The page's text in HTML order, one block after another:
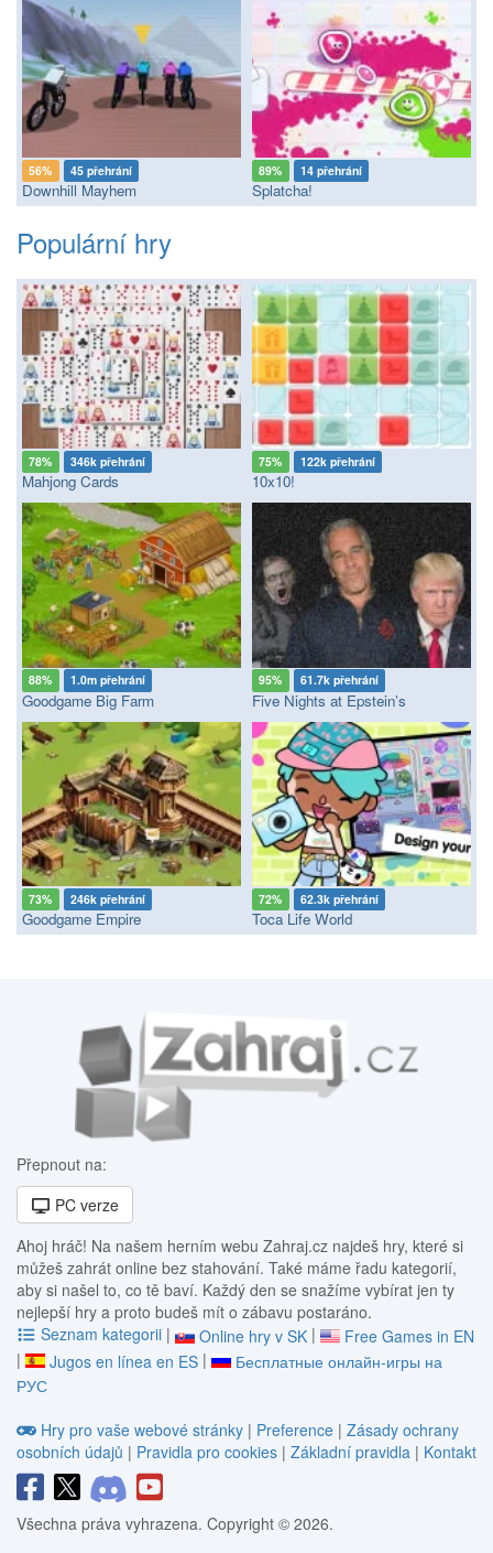
56% 45 přehrání
Downhill Mayhem
89% 14 přehrání
Splatcha!
Populární hry
78% 346k přehrání
Mahjong Cards
75% 122k přehrání
10x10!
88% 1.0m přehrání
Goodgame Big Farm
95% 61.7k přehrání
Five Nights at Epstein’s
73% 246k přehrání
Goodgame Empire
72% 62.3k přehrání
Toca Life World
Přepnout na:
PC verze
Ahoj hráč! Na našem herním webu Zahraj.cz najdeš hry, které si
můžeš zahrát online bez stahování. Také máme řadu kategorií,
aby si našel to, co tě baví. Každý den se snažíme vybírat jen ty
nejlepší hry a proto budeš mít o zábavu postaráno.
Seznam kategorii | Online hry v SK |
Free Games in EN
|
Jugos en línea en ES |
Бесплатные онлайн-игры на
РУС
Hry pro vaše webové stránky | Preference | Zásady ochrany
osobních údajů | Pravidla pro cookies | Základní pravidla | Kontakt
Všechna práva vyhrazena. Copyright © 2026.